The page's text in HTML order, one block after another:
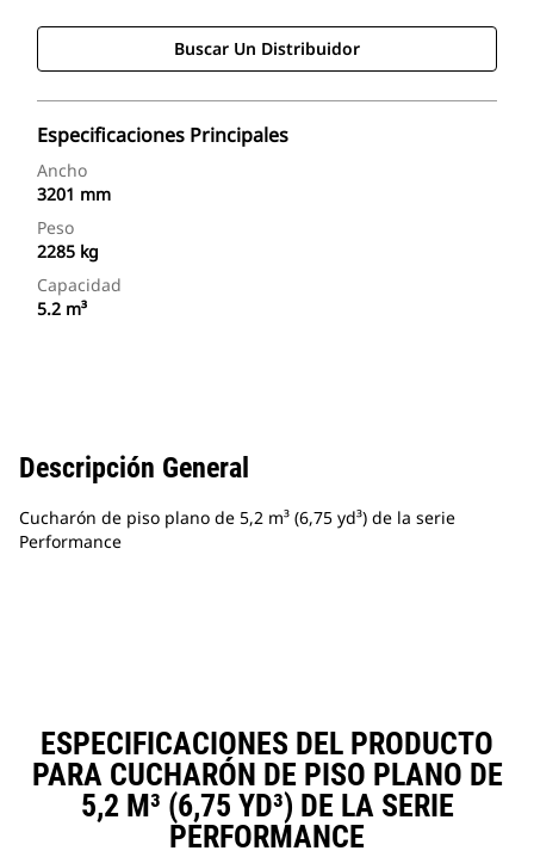
Buscar Un Distribuidor
Especificaciones Principales
Ancho
3201 mm
Peso
2285 kg
Capacidad
5.2 m³
Descripción General
Cucharón de piso plano de 5,2 m³ (6,75 yd³) de la serie
Performance
ESPECIFICACIONES DEL PRODUCTO
PARA CUCHARÓN DE PISO PLANO DE
5,2 M³ (6,75 YD³) DE LA SERIE
PERFORMANCE